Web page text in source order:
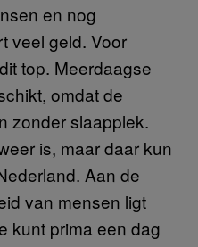
en nog
veel geld. Voor
top. Meerdaagse
omdat de
zonder slaapplek.
is, maar daar kun
Aan de
van mensen ligt
kunt prima een dag